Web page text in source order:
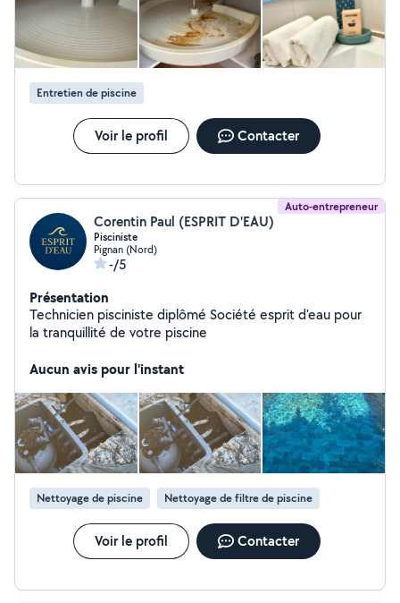
Entretien de piscine
Voir le profil Contacter
Auto-entrepreneur
Corentin Paul (ESPRIT D'EAU)
Pisciniste
Pignan (Nord)
-/5
Présentation
Technicien pisciniste diplômé Société esprit d'eau pour
la tranquillité de votre piscine
Aucun avis pour l'instant
Nettoyage de piscine Nettoyage de filtre de piscine
Voir le profil Contacter